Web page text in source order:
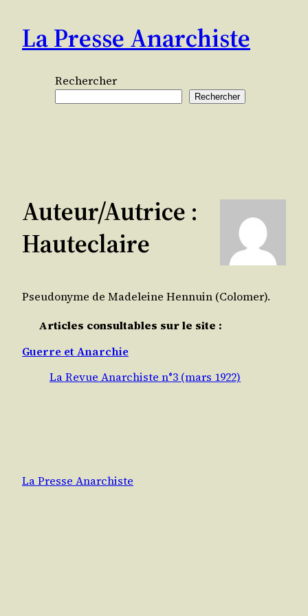
contenu
La Presse Anarchiste
Rechercher
Rechercher
Auteur/autrice :
Hauteclaire
Pseudonyme de Madeleine Hennuin (Colomer).
Articles consultables sur le site :
Guerre et Anarchie
La Revue Anarchiste n°3 (mars 1922)
La Presse Anarchiste